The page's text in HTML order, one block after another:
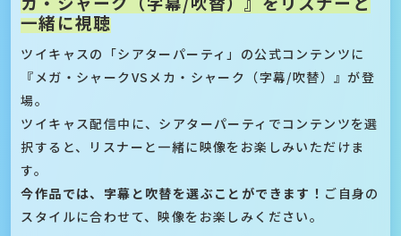
一緒に視聴
ツイキャスの「シアターパーティ」の公式コンテンツに
『メガ・シャークVSメカ・シャーク（字幕/吹替）』が登
場。
ツイキャス配信中に、シアターパーティでコンテンツを選
択すると、リスナーと一緒に映像をお楽しみいただけま
す。
今作品では、字幕と吹替を選ぶことができます！ ご自身の
スタイルに合わせて、映像をお楽しみください。